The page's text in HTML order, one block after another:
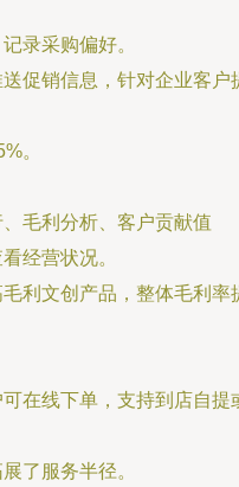
录采购偏好。
促销信息，针对企业客户
。
毛利分析、客户贡献值
经营状况。
利文创产品，整体毛利率
在线下单，支持到店自提
了服务半径。